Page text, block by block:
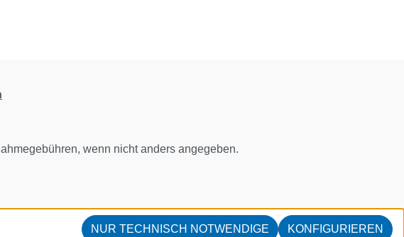
wenn nicht anders angegeben.
NUR TECHNISCH NOTWENDIGE KONFIGURIEREN